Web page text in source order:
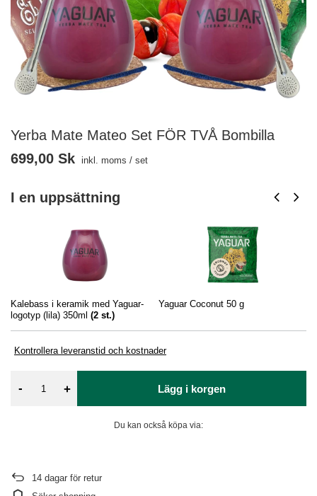
Yerba Mate Mateo Set FÖR TVÅ Bombilla
I en uppsättning
Kalebass i keramik med Yaguar-
logotyp (lila) 350ml (2 st.)
Yaguar Coconut 50 g
Kontrollera leveranstid och kostnader
699,00 Sk inkl. moms / set
- + Lägg i korgen
Du kan också köpa via:
14 dagar för retur